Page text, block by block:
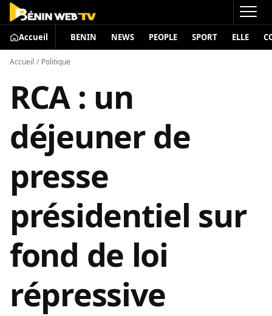
Accueil BENIN NEWS PEOPLE SPORT ELLE
Accueil / Politique
RCA : un
déjeuner de
presse
présidentiel sur
fond de loi
répressive